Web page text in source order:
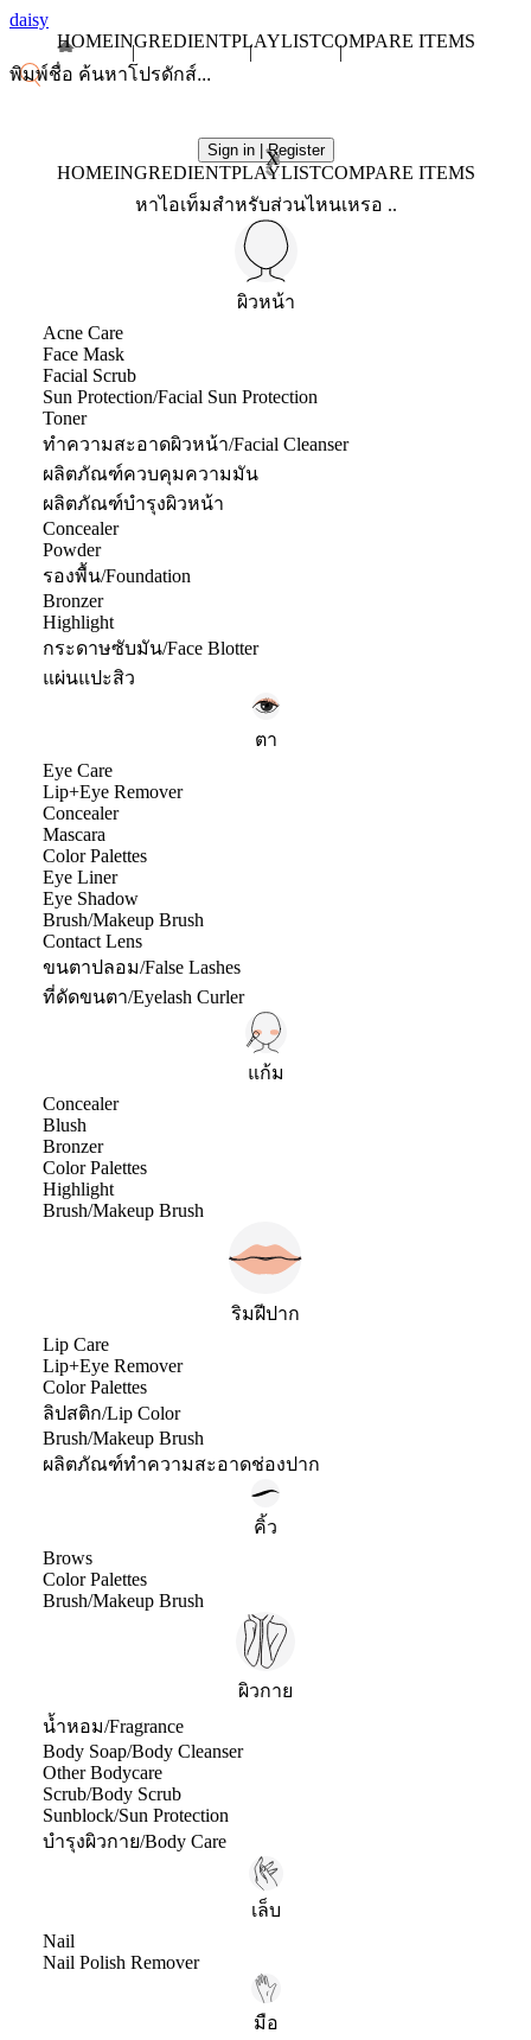
daisy
HOMEINGREDIENTPLAYLISTCOMPARE ITEMS
Sign in | Register
X
HOMEINGREDIENTPLAYLISTCOMPARE ITEMS
หาไอเท็มสำหรับส่วนไหนเหรอ ..
ผิวหน้า
Acne Care
Face Mask
Facial Scrub
Sun Protection/Facial Sun Protection
Toner
ทำความสะอาดผิวหน้า/Facial Cleanser
ผลิตภัณฑ์ควบคุมความมัน
ผลิตภัณฑ์บำรุงผิวหน้า
Concealer
Powder
รองพื้น/Foundation
Bronzer
Highlight
กระดาษซับมัน/Face Blotter
แผ่นแปะสิว
ตา
Eye Care
Lip+Eye Remover
Concealer
Mascara
Color Palettes
Eye Liner
Eye Shadow
Brush/Makeup Brush
Contact Lens
ขนตาปลอม/False Lashes
ที่ดัดขนตา/Eyelash Curler
แก้ม
Concealer
Blush
Bronzer
Color Palettes
Highlight
Brush/Makeup Brush
ริมฝีปาก
Lip Care
Lip+Eye Remover
Color Palettes
ลิปสติก/Lip Color
Brush/Makeup Brush
ผลิตภัณฑ์ทำความสะอาดช่องปาก
คิ้ว
Brows
Color Palettes
Brush/Makeup Brush
ผิวกาย
น้ำหอม/Fragrance
Body Soap/Body Cleanser
Other Bodycare
Scrub/Body Scrub
Sunblock/Sun Protection
บำรุงผิวกาย/Body Care
เล็บ
Nail
Nail Polish Remover
มือ